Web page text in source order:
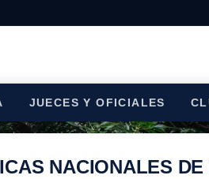
JUECES Y OFICIALES
NACIONALES